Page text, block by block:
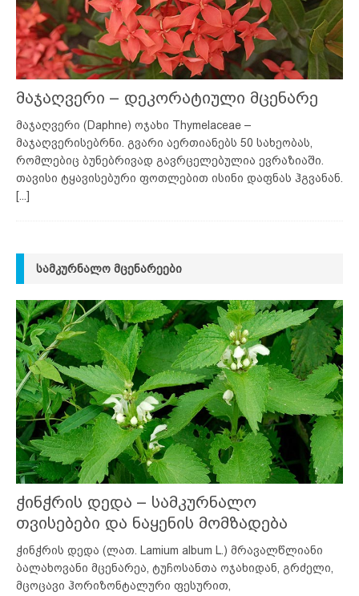
მაჯაღვერი – დეკორატიული მცენარე
მაჯაღვერი (Daphne) ოჯახი Thymelaceae –
მაჯაღვერისებრნი. გვარი აერთიანებს 50 სახეობას,
რომლებიც ბუნებრივად გავრცელებულია ევრაზიაში.
თავისი ტყავისებური ფოთლებით ისინი დაფნას ჰგვანან.
[...]
ᲡᲐᲛᲙᲣᲠᲜᲐᲚᲝ ᲛᲪᲔᲜᲐᲠᲔᲔᲑᲘ
ჭინჭრის დედა – სამკურნალო
თვისებები და ნაყენის მომზადება
ჭინჭრის დედა (ლათ. Lamium album L.) მრავალწლიანი
ბალახოვანი მცენარეა, ტუჩოსანთა ოჯახიდან, გრძელი,
მცოცავი ჰორიზონტალური ფესურით,